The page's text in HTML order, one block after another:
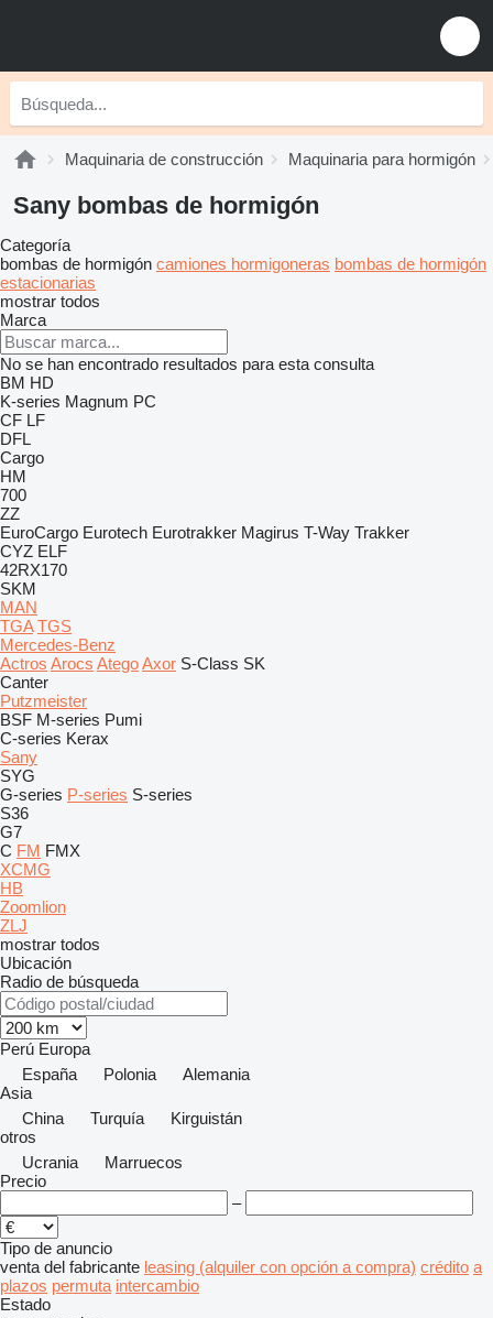
Maquinaria de construcción Maquinaria para hormigón
Sany bombas de hormigón
Categoría
bombas de hormigón camiones hormigoneras bombas de hormigón
estacionarias
mostrar todos
Marca
No se han encontrado resultados para esta consulta
BM HD
K-series Magnum PC
CF LF
DFL
Cargo
HM
700
ZZ
EuroCargo Eurotech Eurotrakker Magirus T-Way Trakker
CYZ ELF
42RX170
SKM
MAN
TGA TGS
Mercedes-Benz
Actros Arocs AtegoAxor S-Class SK
Canter
Putzmeister
BSF M-series Pumi
C-series Kerax
Sany
SYG
G-series P-series S-series
S36
G7
C FM FMX
XCMG
HB
Zoomlion
ZLJ
mostrar todos
Ubicación
Radio de búsqueda
Perú Europa
España
Polonia
Alemania
Asia
China
Turquía
Kirguistán
otros
Ucrania
Marruecos
Precio
–
Tipo de anuncio
venta del fabricante leasing (alquiler con opción a compra) crédito a
plazos permuta intercambio
Estado